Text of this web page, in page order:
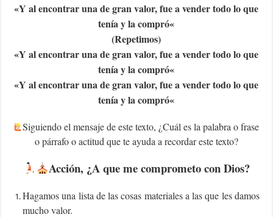
«Y al encontrar una de gran valor, fue a vender todo lo que
tenía y la compró«
(Repetimos)
«Y al encontrar una de gran valor, fue a vender todo lo que
tenía y la compró«
«Y al encontrar una de gran valor, fue a vender todo lo que
tenía y la compró«
Siguiendo el mensaje de este texto, ¿Cuál es la palabra o frase
o párrafo o actitud que te ayuda a recordar este texto?
Acción, ¿A que me comprometo con Dios?
Hagamos una lista de las cosas materiales a las que les damos
mucho valor.